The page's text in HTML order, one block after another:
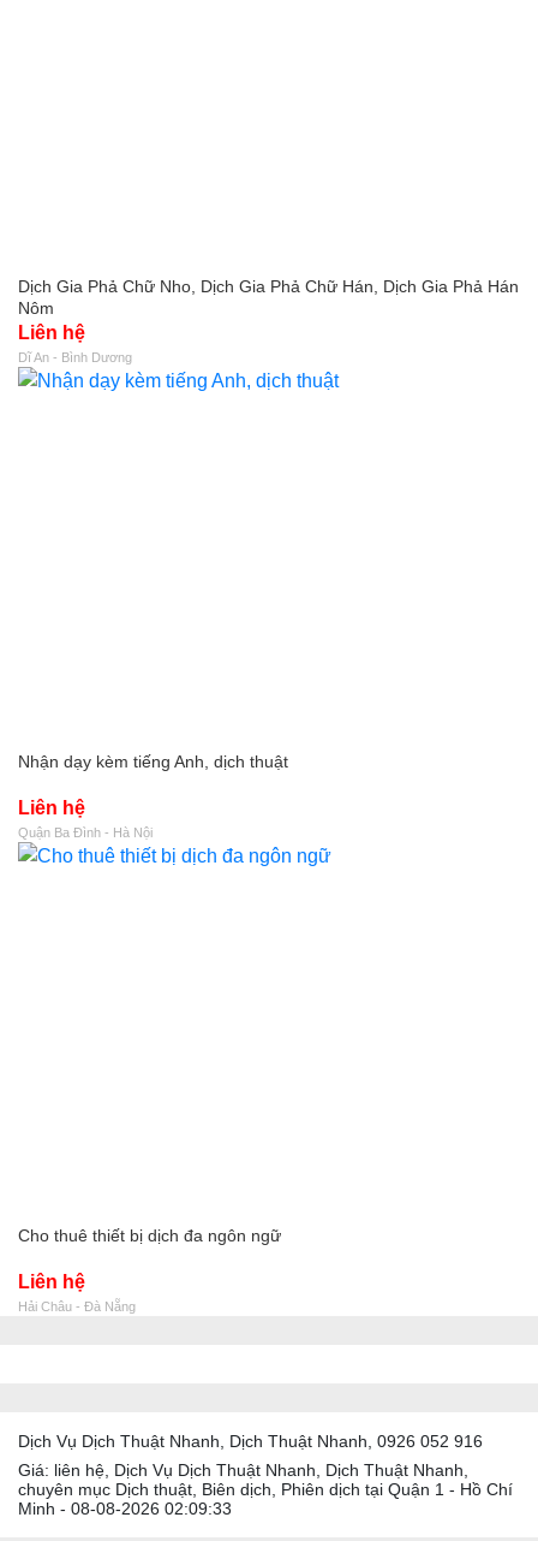
Dịch Gia Phả Chữ Nho, Dịch Gia Phả Chữ Hán, Dịch Gia Phả Hán
Nôm
Liên hệ
Dĩ An - Bình Dương
Nhận dạy kèm tiếng Anh, dịch thuật
Liên hệ
Quận Ba Đình - Hà Nội
Cho thuê thiết bị dịch đa ngôn ngữ
Liên hệ
Hải Châu - Đà Nẵng
Dịch Vụ Dịch Thuật Nhanh, Dịch Thuật Nhanh, 0926 052 916
Giá: liên hệ, Dịch Vụ Dịch Thuật Nhanh, Dịch Thuật Nhanh,
chuyên mục Dịch thuật, Biên dịch, Phiên dịch tại Quận 1 - Hồ Chí
Minh - 08-08-2026 02:09:33